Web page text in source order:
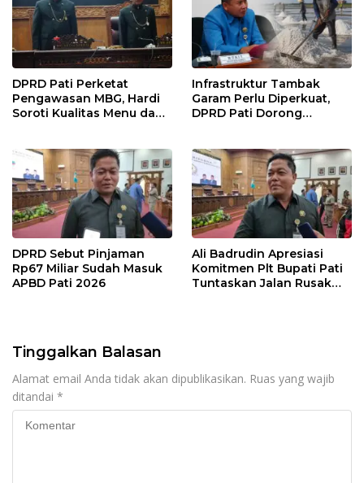
DPRD Pati Perketat
Pengawasan MBG, Hardi
Soroti Kualitas Menu dan
Infrastruktur Tambak
Garam Perlu Diperkuat,
DPRD Pati Dorong
DPRD Sebut Pinjaman
Rp67 Miliar Sudah Masuk
APBD Pati 2026
Ali Badrudin Apresiasi
Komitmen Plt Bupati Pati
Tuntaskan Jalan Rusak
Tinggalkan Balasan
Alamat email Anda tidak akan dipublikasikan. Ruas yang wajib
ditandai *